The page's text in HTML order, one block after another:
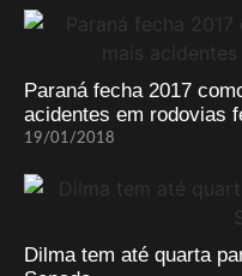
Paraná fecha 2017
acidentes em rodovias
19/01/2018
Dilma tem até quarta